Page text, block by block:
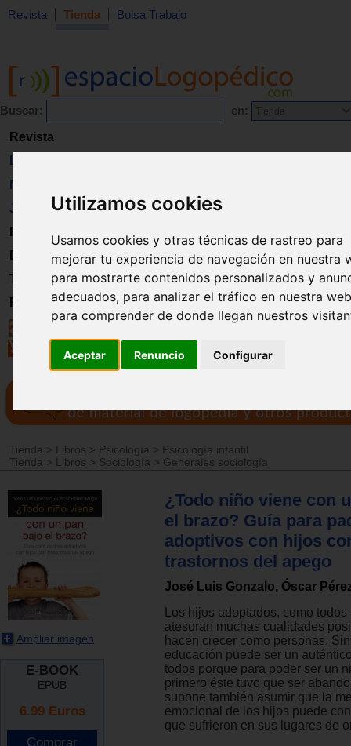
Utilizamos cookies
Usamos cookies y otras técnicas de rastreo para
mejorar tu experiencia de navegación en nuestra
para mostrarte contenidos personalizados y
adecuados, para analizar el tráfico en nuestra
para comprender de donde llegan nuestros
Aceptar Renuncio Configurar
Revista Tienda Bolsa Trabajo
Buscar: en:
Revista
Libros
Material
Juguetes
Formación
Directorio
Trabajo
Registro
Tienda > Libros > Psicología > Psicología infantil
Tienda
> Libros > Sociología > Generales sociología
Ampliar imagen
E-BOOK
EPUB
6.99 Euros
¿Todo niño viene con
el brazo? Guía para
adoptivos con hijos
trastornos del apego
José Luis Gonzalo, Óscar
Los hijos adoptados, como
atesoran muchas cualidades
hacen crecer como personas.
educación puede ser un
todos porque para poder ser un
primero éste tuvo que ser
supone también asumir que la
emocional de los hijos puede
que sufrieron en sus lugares de